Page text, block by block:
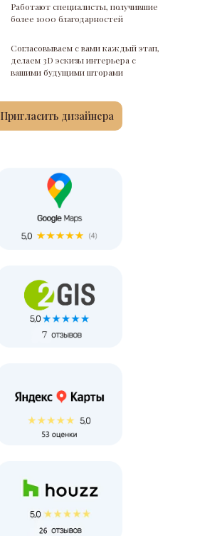
Работают специалисты, получившие
более 1000 благодарностей
Согласовываем с вами каждый этап,
делаем 3D эскизы интерьера с
вашими будущими шторами
Пригласить дизайнера